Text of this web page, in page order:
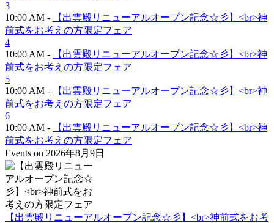
3
10:00 AM -
【出雲殿リニューアルオープン記念☆彡】<br>神
前式をお考えの方限定フェア
4
10:00 AM -
【出雲殿リニューアルオープン記念☆彡】<br>神
前式をお考えの方限定フェア
5
10:00 AM -
【出雲殿リニューアルオープン記念☆彡】<br>神
前式をお考えの方限定フェア
6
10:00 AM -
【出雲殿リニューアルオープン記念☆彡】<br>神
前式をお考えの方限定フェア
Events on 2026年8月9日
【出雲殿リニューアルオープン記念☆彡】<br>神前式をお考